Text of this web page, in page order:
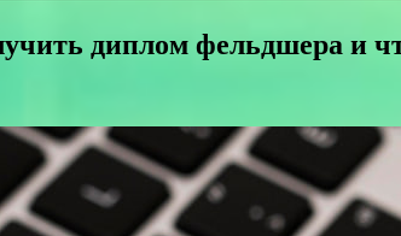
диплом фельдшера и